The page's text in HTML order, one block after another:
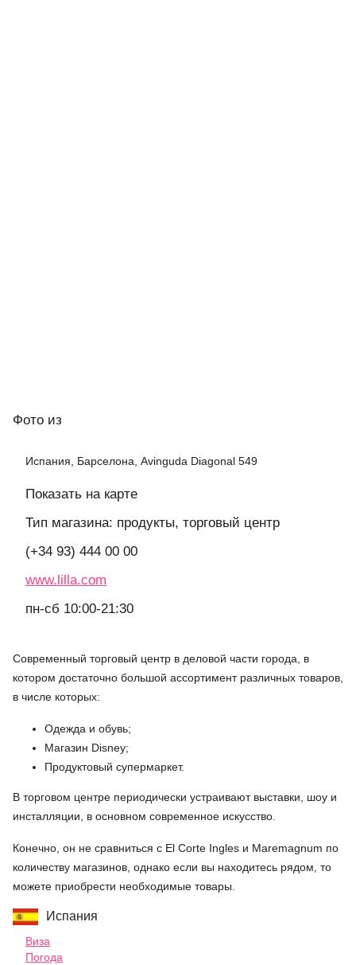
Фото из
Испания, Барселона, Avinguda Diagonal 549
Показать на карте
Тип магазина: продукты, торговый центр
(+34 93) 444 00 00
www.lilla.com
пн-сб 10:00-21:30
Современный торговый центр в деловой части города, в
котором достаточно большой ассортимент различных товаров,
в числе которых:
Одежда и обувь;
Магазин Disney;
Продуктовый супермаркет.
В торговом центре периодически устраивают выставки, шоу и
инсталляции, в основном современное искусство.
Конечно, он не сравниться с El Corte Ingles и Maremagnum по
количеству магазинов, однако если вы находитесь рядом, то
можете приобрести необходимые товары.
Испания
Виза
Погода